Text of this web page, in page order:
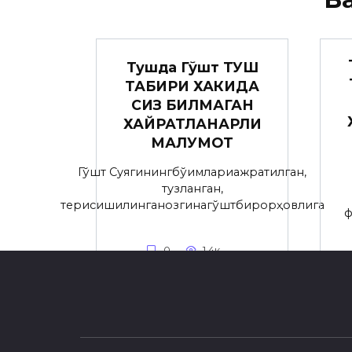
Тушда Гўшт ТУШ
ТАБИРИ ХАКИДА
СИЗ БИЛМАГАН
ХАЙРАТЛАНАРЛИ
МАЛУМОТ
Гўшт Суягинингбўғимлариажратилган,
тузланган,
терисишилинганозгинагўштбирорҳовлига
0 1.4к.